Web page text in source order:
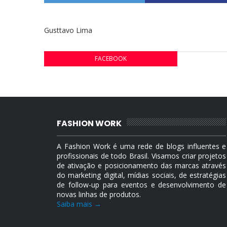
Gusttavo Lima
FACEBOOK
FASHION WORK
A Fashion Work é uma rede de blogs influentes e
profissionais de todo Brasil. Visamos criar projetos
de ativação e posicionamento das marcas através
do marketing digital, mídias sociais, de estratégias
de follow-up para eventos e desenvolvimento de
novas linhas de produtos.
Saiba mais →